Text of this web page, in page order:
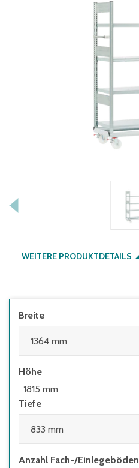
WEITERE PRODUKTDETAILS
Breite
Höhe
1815 mm
Tiefe
Anzahl Fach-/Einlegeböden